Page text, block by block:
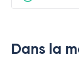
Dans la